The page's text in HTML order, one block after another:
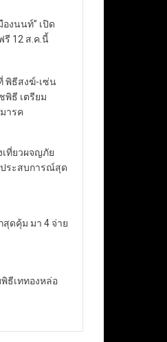
งนนท์” เปิด
12 ส.ค.นี้
พิธีสงฆ์-เซ่น
พิธี เตรียม
ารค
ที่ยวผจญภัย
ประสบการณ์สุด
สุดคุ้ม มา 4 จ่าย
ธีเททองหล่อ